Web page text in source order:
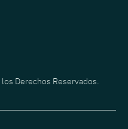
los Derechos Reservados.